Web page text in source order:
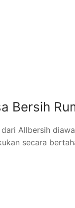
Bersih
Allbersih
secara